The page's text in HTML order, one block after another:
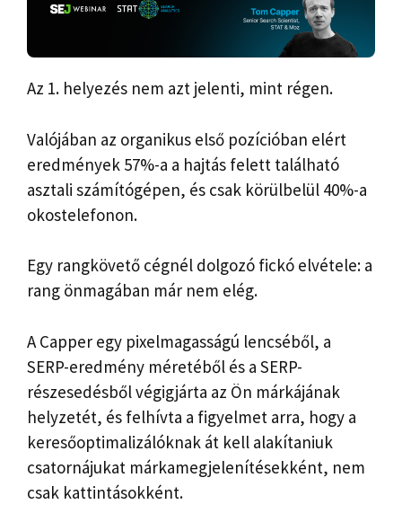
Az 1. helyezés nem azt jelenti, mint régen.
Valójában az organikus első pozícióban elért
eredmények 57%-a a hajtás felett található
asztali számítógépen, és csak körülbelül 40%-a
okostelefonon.
Egy rangkövető cégnél dolgozó fickó elvétele: a
rang önmagában már nem elég.
A Capper egy pixelmagasságú lencséből, a
SERP-eredmény méretéből és a SERP-
részesedésből végigjárta az Ön márkájának
helyzetét, és felhívta a figyelmet arra, hogy a
keresőoptimalizálóknak át kell alakítaniuk
csatornájukat márkamegjelenítésekként, nem
csak kattintásokként.